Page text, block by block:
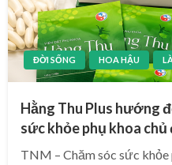
ĐỜI SỐNG HOA HẬU
Hằng Thu Plus hướng
sức khỏe phụ khoa
TNM – Chăm sóc sức